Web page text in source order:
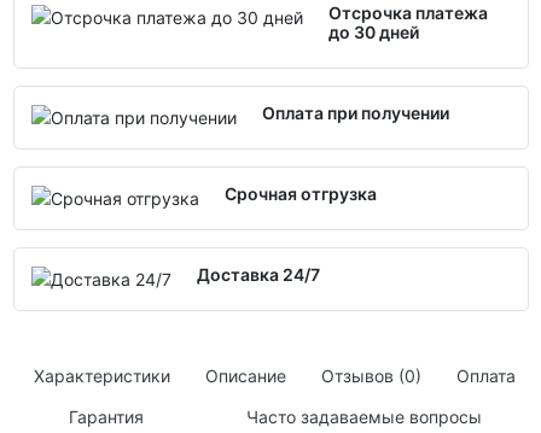
Отсрочка платежа
до 30 дней
Оплата при получении
Срочная отгрузка
Доставка 24/7
Характеристики Описание Отзывов (0)
Оплата
Гарантия
Часто задаваемые вопросы